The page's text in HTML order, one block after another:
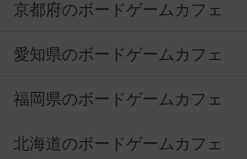
京都府のボードゲームカフェ
愛知県のボードゲームカフェ
福岡県のボードゲームカフェ
北海道のボードゲームカフェ